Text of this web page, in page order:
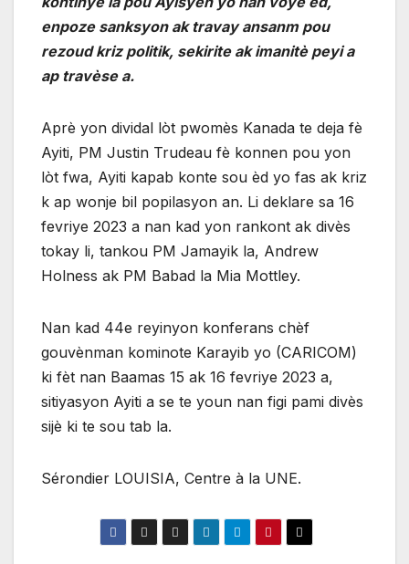
enpoze sanksyon ak travay ansanm pou
rezoud kriz politik, sekirite ak imanitè peyi a
ap travèse a.
Aprè yon dividal lòt pwomès Kanada te deja fè
Ayiti, PM Justin Trudeau fè konnen pou yon
lòt fwa, Ayiti kapab konte sou èd yo fas ak kriz
k ap wonje bil popilasyon an. Li deklare sa 16
fevriye 2023 a nan kad yon rankont ak divès
tokay li, tankou PM Jamayik la, Andrew
Holness ak PM Babad la Mia Mottley.
Nan kad 44e reyinyon konferans chèf
gouvènman kominote Karayib yo (CARICOM)
ki fèt nan Baamas 15 ak 16 fevriye 2023 a,
sitiyasyon Ayiti a se te youn nan figi pami divès
sijè ki te sou tab la.
Sérondier LOUISIA, Centre à la UNE.